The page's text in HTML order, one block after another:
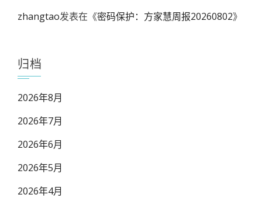
zhangtao发表在《密码保护：方家慧周报20260802》
归档
2026年8月
2026年7月
2026年6月
2026年5月
2026年4月